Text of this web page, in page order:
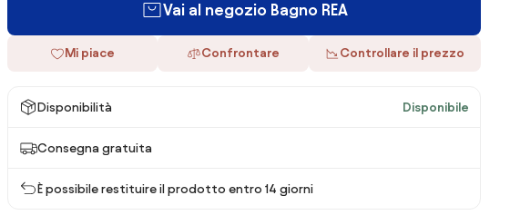
Vai al negozio Bagno REA
Mi piace Confrontare Controllare il prezzo
Disponibilità Disponibile
Consegna gratuita
È possibile restituire il prodotto entro 14 giorni